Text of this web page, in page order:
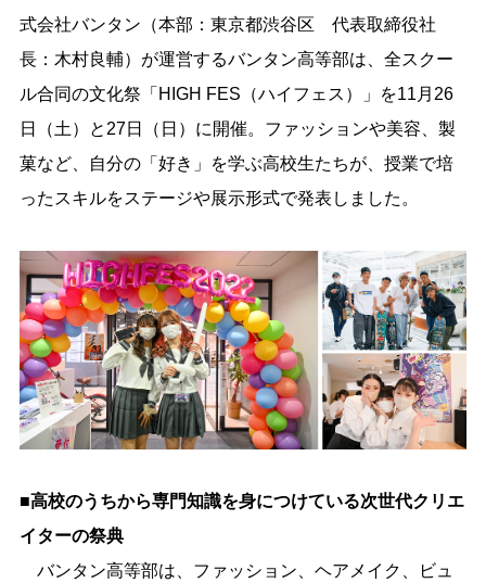
式会社バンタン（本部：東京都渋谷区 代表取締役社
長：木村良輔）が運営するバンタン高等部は、全スクー
ル合同の文化祭「HIGH FES（ハイフェス）」を11月26
日（土）と27日（日）に開催。ファッションや美容、製
菓など、自分の「好き」を学ぶ高校生たちが、授業で培
ったスキルをステージや展示形式で発表しました。
■高校のうちから専門知識を身につけている次世代クリエ
イターの祭典
バンタン高等部は、ファッション、ヘアメイク、ビュ